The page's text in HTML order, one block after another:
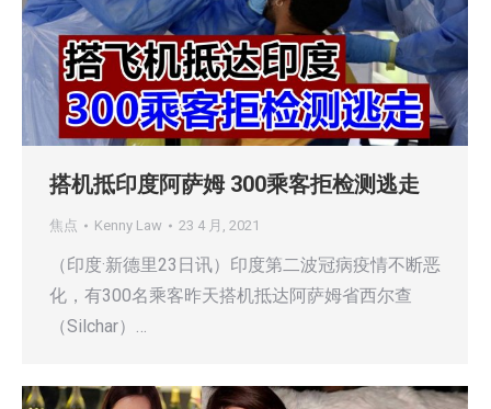
搭机抵印度阿萨姆 300乘客拒检测逃走
焦点 Kenny Law 23 4 月, 2021
（印度·新德里23日讯）印度第二波冠病疫情不断恶
化，有300名乘客昨天搭机抵达阿萨姆省西尔查
（Silchar）…